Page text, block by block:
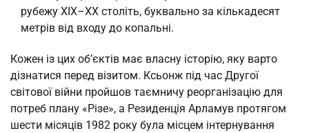
рубежу XIX–XX століть, буквально за кількадесят
метрів від входу до копальні.
Кожен із цих об’єктів має власну історію, яку варто
дізнатися перед візитом. Ксьонж під час Другої
світової війни пройшов таємничу реорганізацію для
потреб плану «Різе», а Резиденція Арламув протягом
шести місяців 1982 року була місцем інтернування